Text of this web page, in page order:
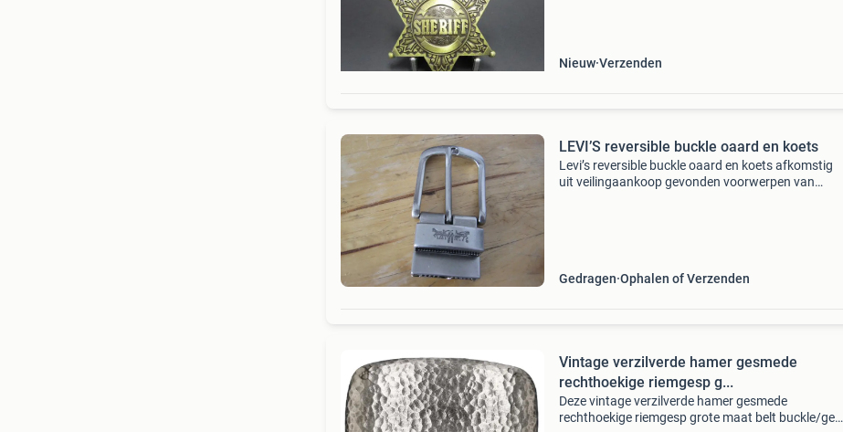
Nieuw Verzenden
LEVI’S reversible buckle oaard en koets
Levi’s reversible buckle oaard en koets afkomstig
uit veilingaankoop gevonden voorwerpen van
Gedragen Ophalen of Verzenden
Vintage verzilverde hamer gesmede
rechthoekige riemgesp g...
Deze vintage verzilverde hamer gesmede
rechthoekige riemgesp grote maat belt buckle/gesp